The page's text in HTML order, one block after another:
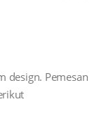
design. Pemesan